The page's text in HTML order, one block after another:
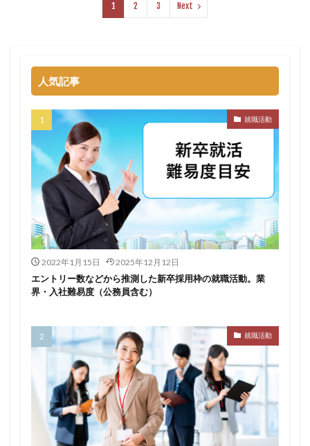
1 2 3 Next
人気記事
就職活動
2022年1月15日 2025年12月12日
エントリー数などから推測した新卒採用枠の就職活動。業
界・入社難易度（公務員含む）
就職活動